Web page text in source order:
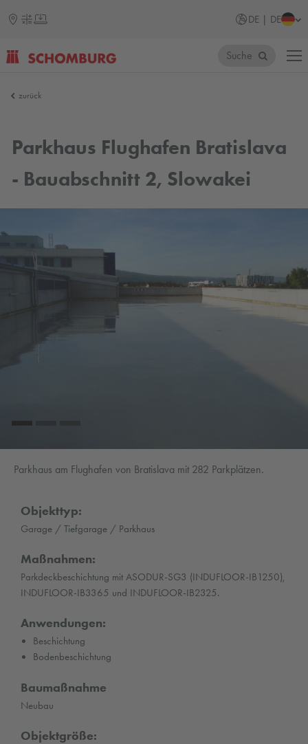
DE | DE
Suche
zurück
Parkhaus Flughafen Bratislava
- Bauabschnitt 2, Slowakei
Parkhaus am Flughafen von Bratislava mit 282 Parkplätzen.
Objekttyp:
Garage / Tiefgarage / Parkhaus
Maßnahmen:
Parkdeckbeschichtung mit ASODUR-SG3 (INDUFLOOR-IB1250),
INDUFLOOR-IB3365 und INDUFLOOR-IB2325.
Anwendungen:
Beschichtung
Bodenbeschichtung
Baumaßnahme
Neubau
Objektgröße: